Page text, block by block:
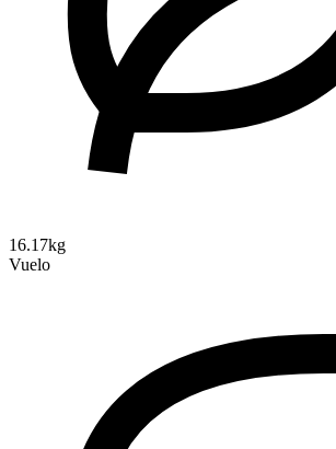
16.17kg
Vuelo